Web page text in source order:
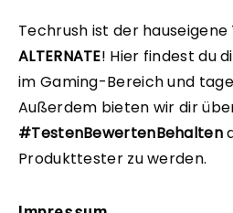
Techrush ist der
ALTERNATE! Hier findest du
im Gaming-Bereich und
Außerdem bieten wir dir
#TestenBewertenBehalten
Produkttester zu werden.